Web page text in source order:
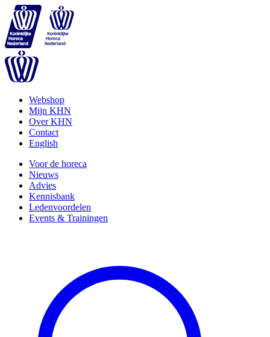
Webshop
Mijn KHN
Over KHN
Contact
English
Voor de horeca
Nieuws
Advies
Kennisbank
Ledenvoordelen
Events & Trainingen